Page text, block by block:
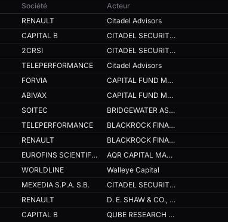
Société Acteur
RENAULT Citadel Advisors
CAPITAL B CITADEL SECURITIES (EUROPE) LIMITED
2CRSI CITADEL SECURITIES (EUROPE) LIMITED
TELEPERFORMANCE Citadel Advisors
FORVIA CAPITAL FUND MANAGEMENT
ABIVAX CAPITAL FUND MANAGEMENT
SOITEC BRIDGEWATER ASSOCIATES,
TELEPERFORMANCE BLACKROCK FINANCIAL MANAGEMENT INC.
RENAULT BLACKROCK FINANCIAL MANAGEMENT INC.
EUROFINS SCIENTIFIC SE AQR CAPITAL MANAGEMENT,
WORLDLINE Walleye Capital
MEXEDIA S.P.A. S.B. CITADEL SECURITIES (EUROPE) LIMITED
RENAULT D. E. SHAW & CO., L.P.
CAPITAL B QUBE RESEARCH & TECHNOLOGIES LIMITED